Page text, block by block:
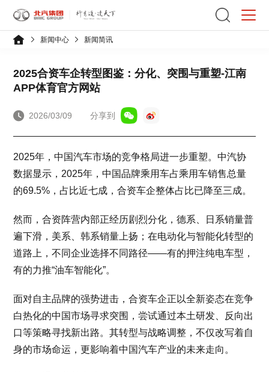
新闻中心 新闻简讯
2025合资车企转型图鉴：分化、突围与重塑-江南
APP体育官方网站
2026/03/09 分享到
2025年，中国汽车市场的竞争格局进一步重塑。中汽协
数据显示，2025年，中国品牌乘用车占乘用车销售总量
的69.5%，占比近七成，合资车企整体占比已降至三成。
然而，合资阵营内部正经历剧烈分化，德系、日系销量普
遍下滑，美系、韩系销量上扬；在电动化与智能化转型的
道路上，不同企业选择不同路径——有的押注纯电车型，
有的力推“油车智能化”。
面对自主品牌的强势进击，合资车企正以全新姿态在竞争
白热化的中国市场寻求突围，尝试通过本土研发、反向出
口等策略寻找新出路。其转型与战略调整，不仅改写着自
身的市场命运，更影响着中国汽车产业的未来走向。